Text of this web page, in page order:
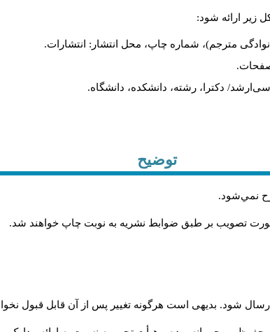
زیر ارائه شود:
مترجم)، شماره چاپ، محل انتشار: انتشارات.
صفحات.
دکترا، رشته، دانشکده، دانشگاه.
توضیح
نمي‌شود.
تصويب بر طبق ضوابط نشريه به نوبت چاپ خواهند شد.
ارسال شود. بدیهی است هرگونه تغییر پس از آن قابل قبول